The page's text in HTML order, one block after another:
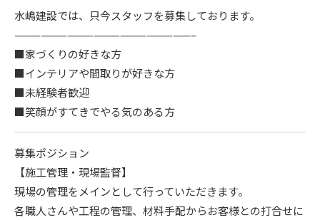
ブログ
資料請求・お問い合わせ
水嶋建設では、只今スタッフを募集しております。
————————————————————–
■家づくりの好きな方
■インテリアや間取りが好きな方
■未経験者歓迎
■笑顔がすてきでやる気のある方
募集ポジション
【施工管理・現場監督】
現場の管理をメインとして行っていただきます。
各職人さんや工程の管理、材料手配からお客様との打合せに